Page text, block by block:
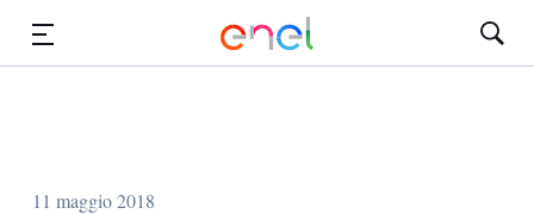
11 maggio 2018